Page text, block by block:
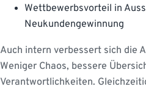
Wettbewerbsvorteil in
Neukundengewinnung
Auch intern verbessert sich die
Weniger Chaos, bessere
Verantwortlichkeiten.